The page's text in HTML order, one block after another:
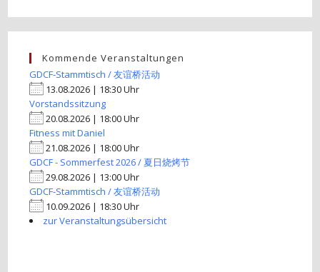
Kommende Veranstaltungen
GDCF-Stammtisch / 友谊桥活动
13.08.2026 | 18:30 Uhr
Vorstandssitzung
20.08.2026 | 18:00 Uhr
Fitness mit Daniel
21.08.2026 | 18:00 Uhr
GDCF - Sommerfest 2026 / 夏日烧烤节
29.08.2026 | 13:00 Uhr
GDCF-Stammtisch / 友谊桥活动
10.09.2026 | 18:30 Uhr
zur Veranstaltungsübersicht